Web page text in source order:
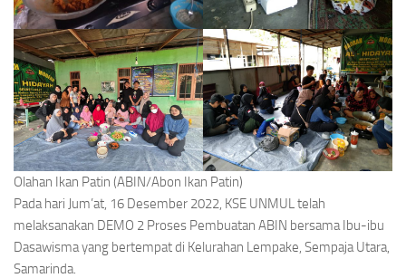
Olahan Ikan Patin (ABIN/Abon Ikan Patin)
Pada hari Jum’at, 16 Desember 2022, KSE UNMUL telah
melaksanakan DEMO 2 Proses Pembuatan ABIN bersama Ibu-ibu
Dasawisma yang bertempat di Kelurahan Lempake, Sempaja Utara,
Samarinda.